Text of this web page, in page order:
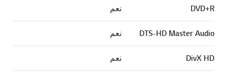
DVD+R نعم
DTS-HD Master Audio نعم
DivX HD نعم